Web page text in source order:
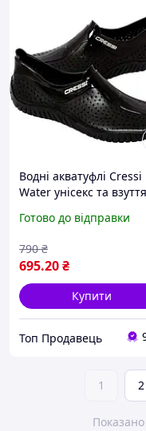
Водні акватуфлі Cressi
Water унісекс та взуття
чорні
Готово до відправки
695.20₴
790 ₴
Купити
Топ Продавець
1 2